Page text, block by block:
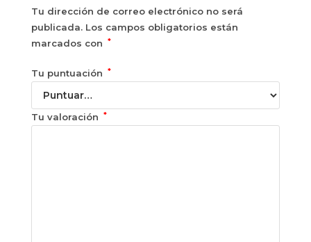
Tu dirección de correo electrónico no será
publicada. Los campos obligatorios están
marcados con
*
Tu puntuación *
Tu valoración *